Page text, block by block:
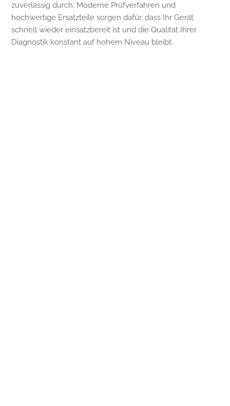
zuverlässig durch. Moderne Prüfverfahren und
hochwertige Ersatzteile sorgen dafür, dass Ihr Gerät
schnell wieder einsatzbereit ist und die Qualität Ihrer
Diagnostik konstant auf hohem Niveau bleibt.